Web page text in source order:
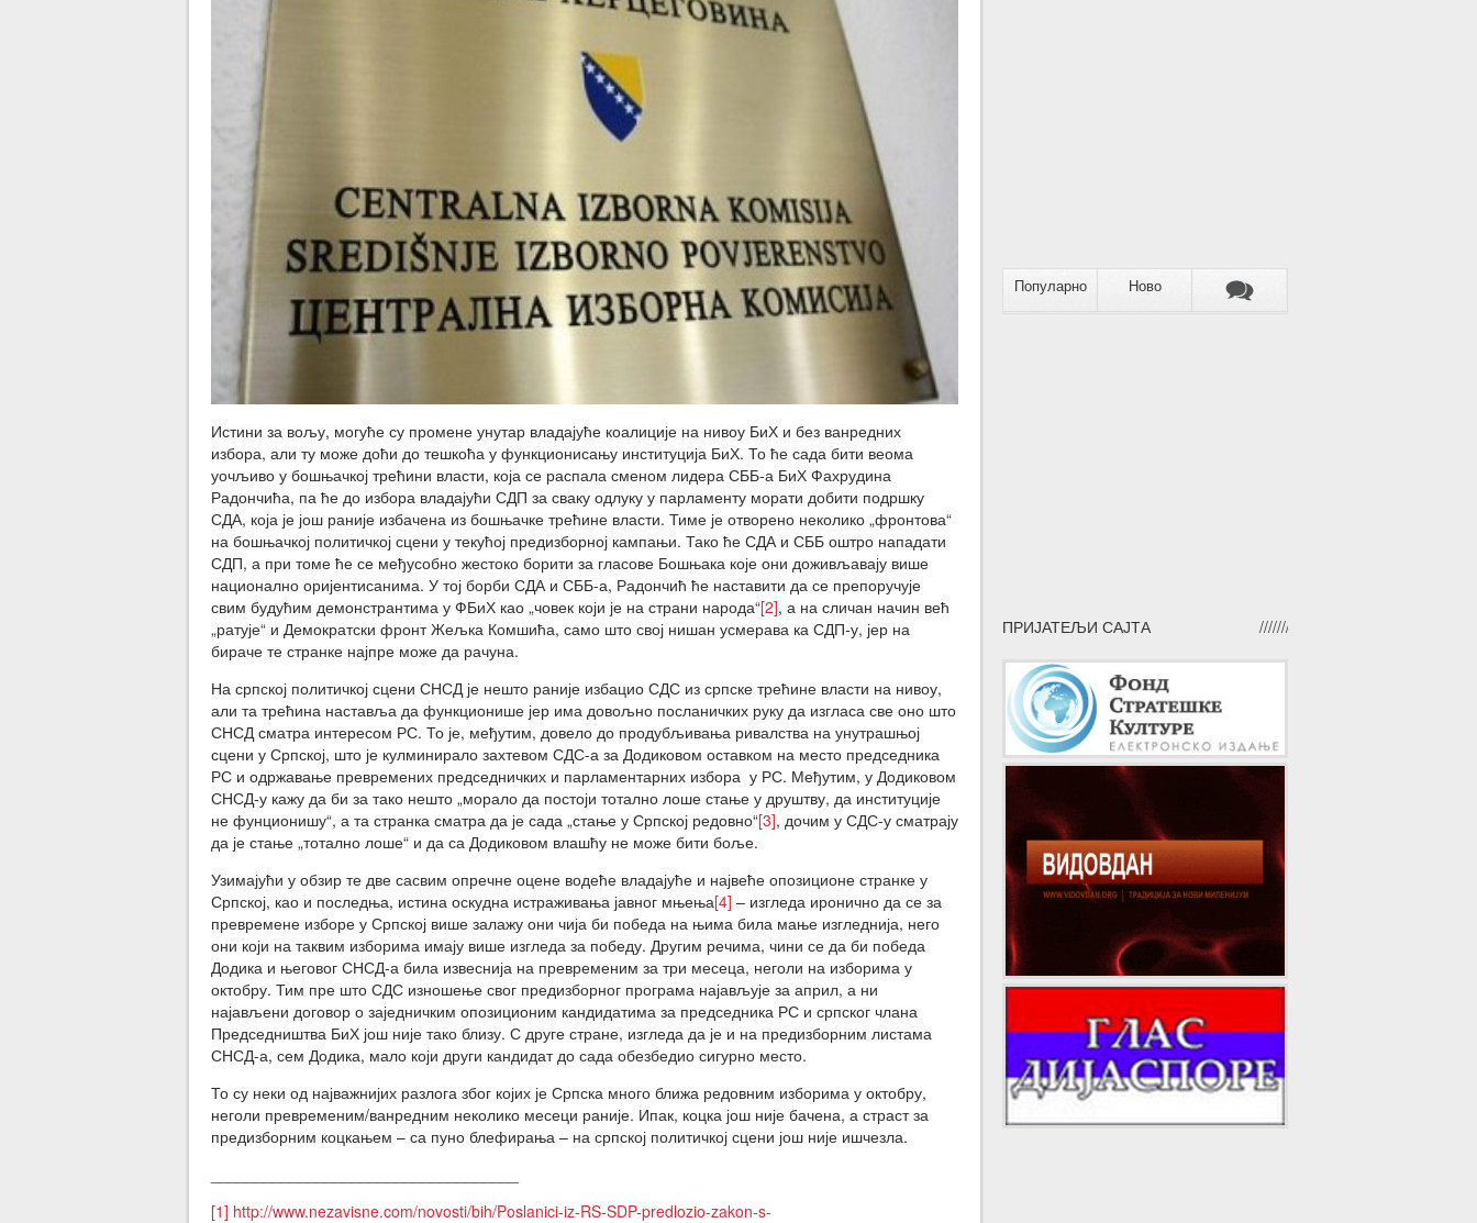
Истини за вољу, могуће су промене унутар владајуће коалиције на нивоу БиХ и без ванредних
избора, али ту може доћи до тешкоћа у функционисању институција БиХ. То ће сада бити веома
уочљиво у бошњачкој трећини власти, која се распала сменом лидера СББ-а БиХ Фахрудина
Радончића, па ће до избора владајући СДП за сваку одлуку у парламенту морати добити подршку
СДА, која је још раније избачена из бошњачке трећине власти. Тиме је отворено неколико „фронтова“
на бошњачкој политичкој сцени у текућој предизборној кампањи. Тако ће СДА и СББ оштро нападати
СДП, а при томе ће се међусобно жестоко борити за гласове Бошњака које они доживљавају више
национално оријентисанима. У тој борби СДА и СББ-а, Радончић ће наставити да се препоручује
свим будућим демонстрантима у ФБиХ као „човек који је на страни народа“[2], а на сличан начин већ
„ратује“ и Демократски фронт Жељка Комшића, само што свој нишан усмерава ка СДП-у, јер на
бираче те странке најпре може да рачуна.
На српској политичкој сцени СНСД је нешто раније избацио СДС из српске трећине власти на нивоу,
али та трећина наставља да функционише јер има довољно посланичких руку да изгласа све оно што
СНСД сматра интересом РС. То је, међутим, довело до продубљивања ривалства на унутрашњој
сцени у Српској, што је кулминирало захтевом СДС-а за Додиковом оставком на место председника
РС и одржавање превремених председничких и парламентарних избора у РС. Међутим, у Додиковом
СНСД-у кажу да би за тако нешто „морало да постоји тотално лоше стање у друштву, да институције
не фунционишу“, а та странка сматра да је сада „стање у Српској редовно“[3], дочим у СДС-у сматрају
да је стање „тотално лоше“ и да са Додиковом влашћу не може бити боље.
Узимајући у обзир те две сасвим опречне оцене водеће владајуће и највеће опозиционе странке у
Српској, као и последња, истина оскудна истраживања јавног мњења[4] – изгледа иронично да се за
превремене изборе у Српској више залажу они чија би победа на њима била мање изгледнија, него
они који на таквим изборима имају више изгледа за победу. Другим речима, чини се да би победа
Додика и његовог СНСД-а била извеснија на превременим за три месеца, неголи на изборима у
октобру. Тим пре што СДС изношење свог предизборног програма најављује за април, а ни
најављени договор о заједничким опозиционим кандидатима за председника РС и српског члана
Председништва БиХ још није тако близу. С друге стране, изгледа да је и на предизборним листама
СНСД-а, сем Додика, мало који други кандидат до сада обезбедио сигурно место.
То су неки од најважнијих разлога због којих је Српска много ближа редовним изборима у октобру,
неголи превременим/ванредним неколико месеци раније. Ипак, коцка још није бачена, а страст за
предизборним коцкањем – са пуно блефирања – на српској политичкој сцени још није ишчезла.
[1] http://www.nezavisne.com/novosti/bih/Poslanici-iz-RS-SDP-predlozio-zakon-s-
Популарно Ново
ПРИЈАТЕЉИ САЈТА